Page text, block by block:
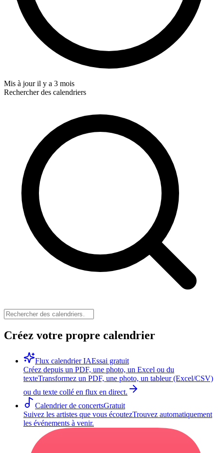
Mis à jour il y a 3 mois
Rechercher des calendriers
Créez votre propre calendrier
Flux calendrier IAEssai gratuit
Créez depuis un PDF, une photo, un Excel ou du
texteTransformez un PDF, une photo, un tableur (Excel/CSV)
ou du texte collé en flux en direct.
Calendrier de concertsGratuit
Suivez les artistes que vous écoutezTrouvez automatiquement
les événements à venir.